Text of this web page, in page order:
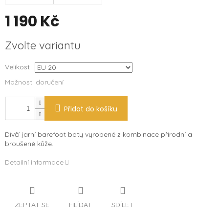
1 190 Kč
cena:
Zvolte variantu
Velikost
Možnosti doručení
Přidat do košíku
Dívčí jarní barefoot boty vyrobené z kombinace přírodní a
broušené kůže.
Detailní informace
ZEPTAT SE HLÍDAT SDÍLET